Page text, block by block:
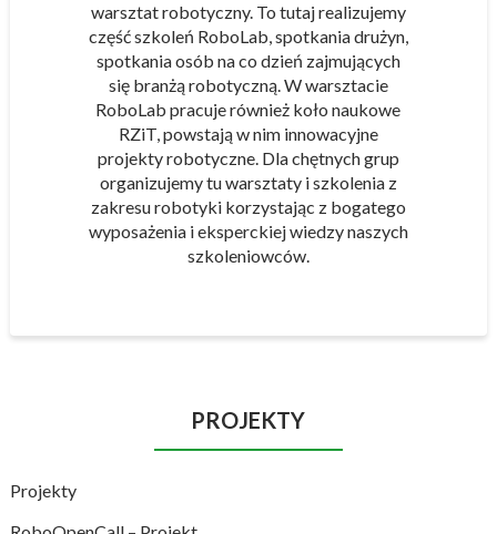
warsztat robotyczny. To tutaj realizujemy
część szkoleń RoboLab, spotkania drużyn,
spotkania osób na co dzień zajmujących
się branżą robotyczną. W warsztacie
RoboLab pracuje również koło naukowe
RZiT, powstają w nim innowacyjne
projekty robotyczne. Dla chętnych grup
organizujemy tu warsztaty i szkolenia z
zakresu robotyki korzystając z bogatego
wyposażenia i eksperckiej wiedzy naszych
szkoleniowców.
PROJEKTY
Projekty